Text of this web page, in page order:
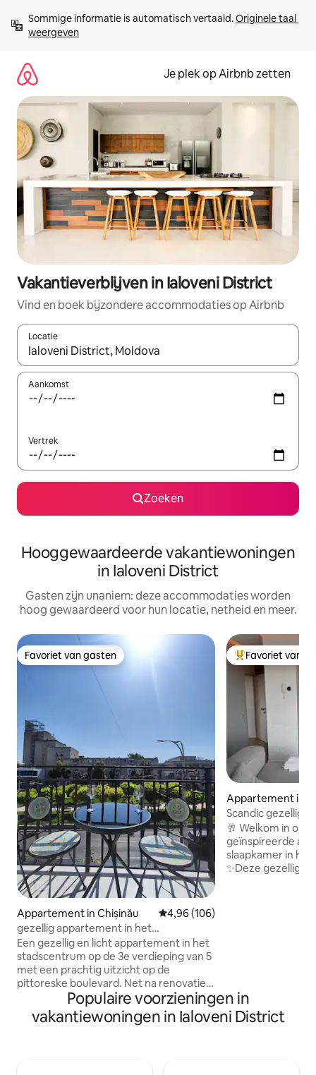
direct
naar
Sommige informatie is automatisch vertaald. Originele taal
weergeven
Je plek op Airbnb zetten
Vakantieverblijven in Ialoveni District
Vind en boek bijzondere accommodaties op Airbnb
Locatie
Wanneer er resultaten beschikbaar zijn, maak je een keuze
Aankomst
Vertrek
Zoeken
Hooggewaardeerde vakantiewoningen
in Ialoveni District
Gasten zijn unaniem: deze accommodaties worden
hoog gewaardeerd voor hun locatie, netheid en meer.
Favoriet van gasten
Favoriet van gasten
Appartement in Chișinău Gemiddelde beoordeling van
4,96 (106)
gezellig appartement in het
stadscentrum
Een gezellig en licht appartement in het
stadscentrum op de 3e verdieping van 5
met een prachtig uitzicht op de
pittoreske boulevard. Net na renovatie.
Op tien minuten lopen van de
kathedraal, het centrale park en het
circus, een bushalte in de buurt. Veel
Topfavoriet van
Favoriet van
Appartement in
Scandic gezellige
stadscentrum
🥂 Welkom in ons
geïnspireerde
slaapkamer in
✨Deze gezellige,
opbergruimte. 🎯 Ideaal gelegen in het
stadscentrum,
winkels en
Populaire voorzieningen in
vakantiewoningen in Ialoveni District